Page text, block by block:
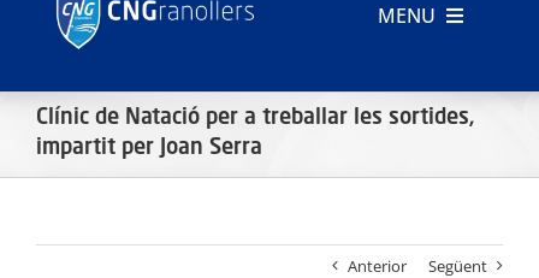
MENU
CLUB
Clínic de Natació per a treballar les sortides,
impartit per Joan Serra
Anterior Següent